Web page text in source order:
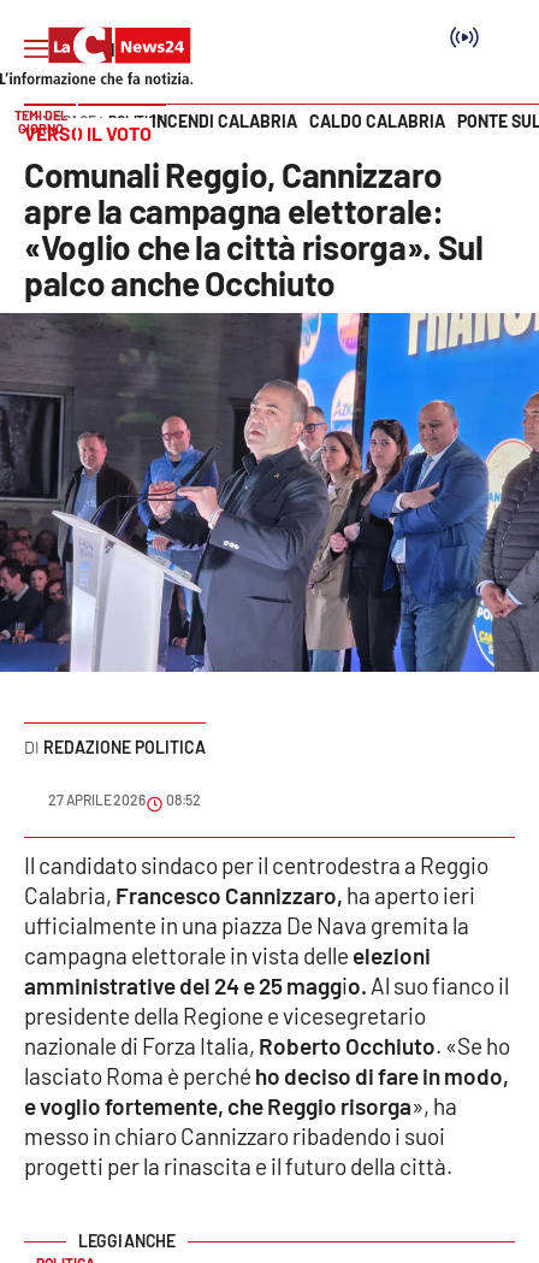
SEZIONI
Cronaca
Politica
Economia e lavoro
Italia Mondo
Sanità
Sport
Cultura
Podcast
Meteo
Editoriali
VIDEO
Ambiente
Cronaca
Cultura
Politica
Vai
TEMI DEL
GIORNO
INCENDI CALABRIA CALDO CALABRIA PONTE
HOME PAGE POLITICA
VERSO IL VOTO
Comunali Reggio, Cannizzaro
apre la campagna elettorale:
«Voglio che la città risorga». Sul
palco anche Occhiuto
REDAZIONE POLITICA
27 APRILE 2026 08:52
Il candidato sindaco per il centrodestra a Reggio
Calabria, Francesco Cannizzaro, ha aperto ieri
ufficialmente in una piazza De Nava gremita la
campagna elettorale in vista delle elezioni
amministrative del 24 e 25 maggio. Al suo fianco il
presidente della Regione e vicesegretario
nazionale di Forza Italia, Roberto Occhiuto. «Se ho
lasciato Roma è perché ho deciso di fare in modo,
e voglio fortemente, che Reggio risorga», ha
messo in chiaro Cannizzaro ribadendo i suoi
progetti per la rinascita e il futuro della città.